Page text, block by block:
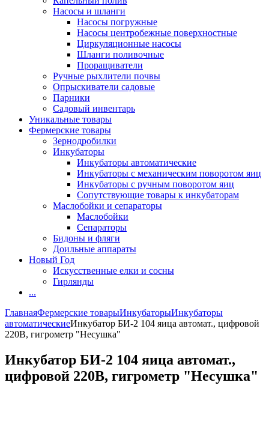
Насосы и шланги
Насосы погружные
Насосы центробежные поверхностные
Циркуляционные насосы
Шланги поливочные
Проращиватели
Ручные рыхлители почвы
Опрыскиватели садовые
Парники
Садовый инвентарь
Уникальные товары
Фермерские товары
Зернодробилки
Инкубаторы
Инкубаторы автоматические
Инкубаторы с механическим поворотом яиц
Инкубаторы с ручным поворотом яиц
Сопутствующие товары к инкубаторам
Маслобойки и сепараторы
Маслобойки
Сепараторы
Бидоны и фляги
Доильные аппараты
Новый Год
Искусственные елки и сосны
Гирлянды
...
ГлавнаяФермерские товарыИнкубаторыИнкубаторы
автоматическиеИнкубатор БИ-2 104 яица автомат., цифровой
220В, гигрометр "Несушка"
Инкубатор БИ-2 104 яица автомат.,
цифровой 220В, гигрометр "Несушка"